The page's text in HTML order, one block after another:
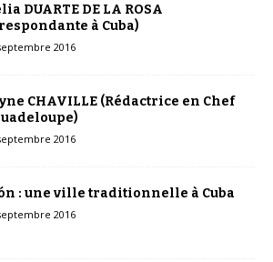
DUARTE DE LA ROSA
à Cuba)
2016
CHAVILLE (Rédactrice en Chef
2016
: une ville traditionnelle à Cuba
2016